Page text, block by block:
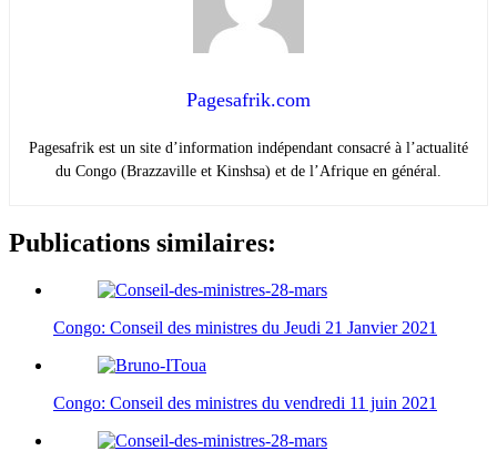
Pagesafrik.com
Pagesafrik est un site d’information indépendant consacré à l’actualité
du Congo (Brazzaville et Kinshsa) et de l’Afrique en général.
Publications similaires:
Congo: Conseil des ministres du Jeudi 21 Janvier 2021
Congo: Conseil des ministres du vendredi 11 juin 2021